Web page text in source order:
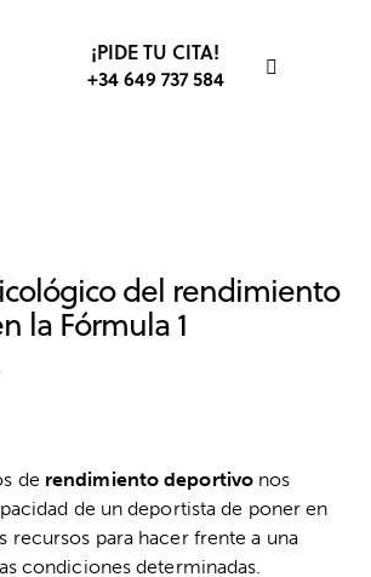
¡PIDE TU CITA!
+34 649 737 584
del rendimiento
la Fórmula 1
de rendimiento deportivo nos
de un deportista de poner en
recursos para hacer frente a una
condiciones determinadas.